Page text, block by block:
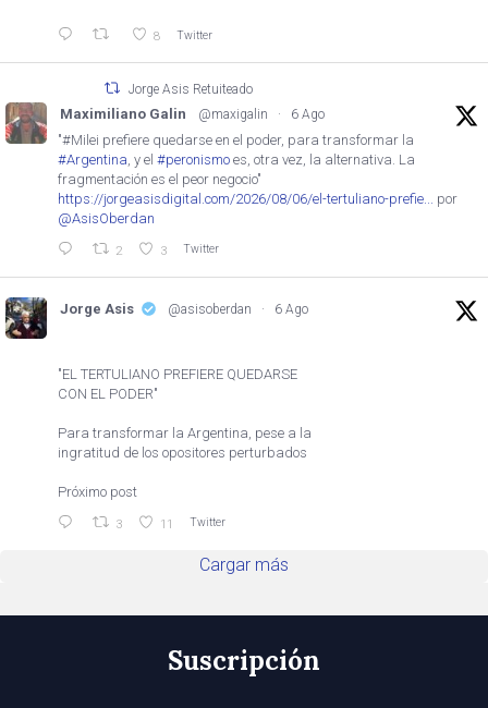
8 Twitter
Jorge Asis Retuiteado
Maximiliano Galin @maxigalin · 6 Ago
"#Milei prefiere quedarse en el poder, para transformar la
#Argentina, y el #peronismo es, otra vez, la alternativa. La
fragmentación es el peor negocio"
https://jorgeasisdigital.com/2026/08/06/el-tertuliano-prefie... por
@AsisOberdan
2 3 Twitter
Jorge Asis @asisoberdan · 6 Ago
"EL TERTULIANO PREFIERE QUEDARSE
CON EL PODER"
Para transformar la Argentina, pese a la
ingratitud de los opositores perturbados
Próximo post
3 11 Twitter
Cargar más
Suscripción